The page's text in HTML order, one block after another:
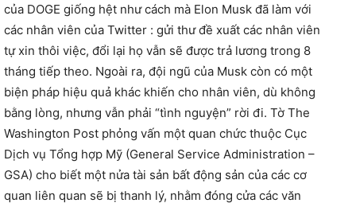
của DOGE giống hệt như cách mà Elon Musk đã làm với
các nhân viên của Twitter : gửi thư đề xuất các nhân viên
tự xin thôi việc, đổi lại họ vẫn sẽ được trả lương trong 8
tháng tiếp theo. Ngoài ra, đội ngũ của Musk còn có một
biện pháp hiệu quả khác khiến cho nhân viên, dù không
bằng lòng, nhưng vẫn phải “tình nguyện” rời đi. Tờ The
Washington Post phỏng vấn một quan chức thuộc Cục
Dịch vụ Tổng hợp Mỹ (General Service Administration –
GSA) cho biết một nửa tài sản bất động sản của các cơ
quan liên quan sẽ bị thanh lý, nhằm đóng cửa các văn